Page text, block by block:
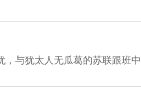
与犹太人无瓜葛的苏联跟班